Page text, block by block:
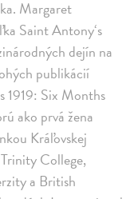
Margaret
Saint Antony‘s
dejín na
publikácií
1919: Six Months
ako prvá žena
Kráľovskej
College,
a British